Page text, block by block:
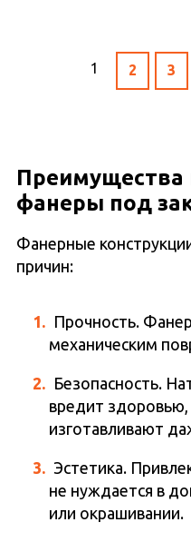
1 2 3
Преимущества
фанеры под
Фанерные
причин:
Прочность.
механическим
Безопасность.
вредит
изготавливают
Эстетика.
не нуждается в
или окрашивании.